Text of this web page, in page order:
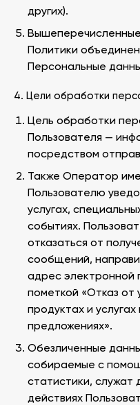
других).
Политики
Персональные
4. Цели обработки
Цель обработки
Пользователя —
посредством
Также Оператор
Пользователю
услугах,
событиях.
отказаться от
сообщений,
адрес электронной
пометкой «Отказ от
продуктах и
предложениях».
Обезличенные
собираемые с
статистики,
действиях